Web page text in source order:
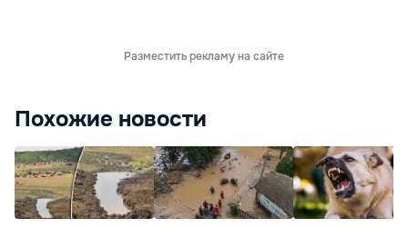
Разместить рекламу на сайте
Похожие новости